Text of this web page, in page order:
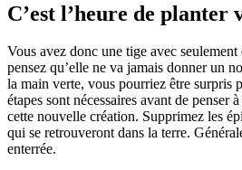
C’est l’heure de planter
Vous avez donc une tige avec
pensez qu’elle ne va jamais donner un
la main verte, vous pourriez être surpris
étapes sont nécessaires avant de penser
cette nouvelle création. Supprimez les
qui se retrouveront dans la terre.
enterrée.